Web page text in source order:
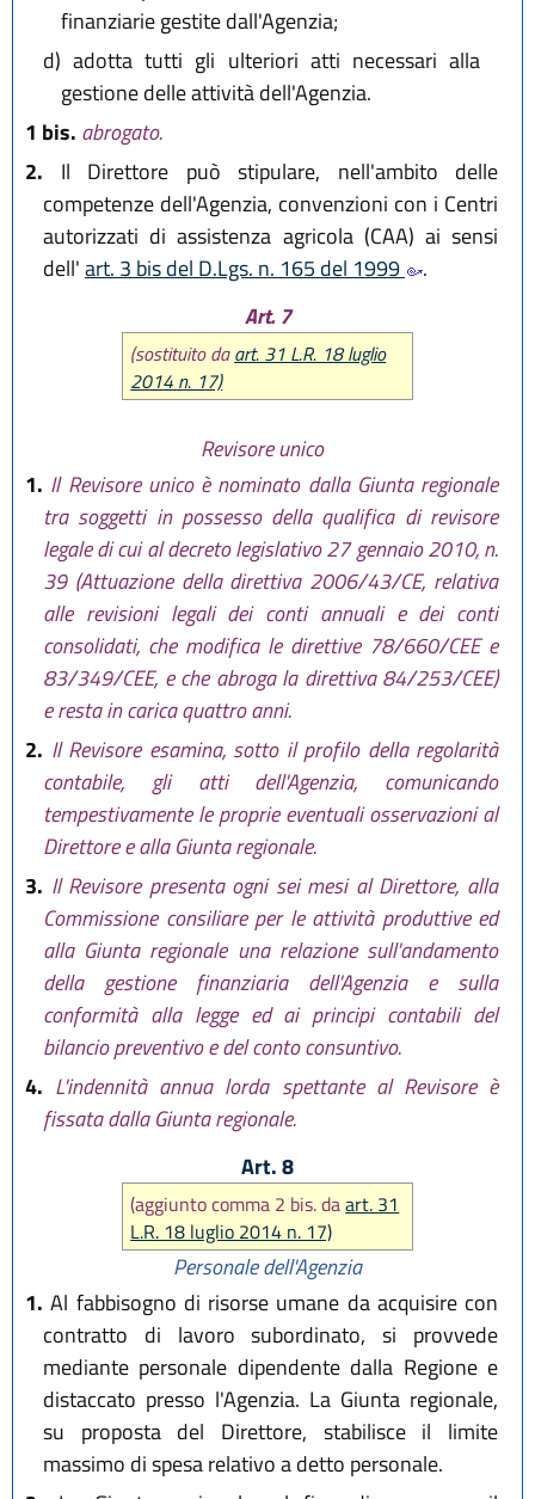
finanziarie gestite dall'Agenzia;
d) adotta tutti gli ulteriori atti necessari alla
gestione delle attività dell'Agenzia.
1 bis. abrogato.
2. Il Direttore può stipulare, nell'ambito delle
competenze dell'Agenzia, convenzioni con i Centri
autorizzati di assistenza agricola (CAA) ai sensi
dell'art. 3 bis del D.Lgs. n. 165 del 1999
.
Art. 7
(sostituito daart. 31 L.R. 18 luglio
2014 n. 17)
Revisore unico
1. Il Revisore unico è nominato dalla Giunta regionale
tra soggetti in possesso della qualifica di revisore
legale di cui al decreto legislativo 27 gennaio 2010, n.
39 (Attuazione della direttiva 2006/43/CE, relativa
alle revisioni legali dei conti annuali e dei conti
consolidati, che modifica le direttive 78/660/CEE e
83/349/CEE, e che abroga la direttiva 84/253/CEE)
e resta in carica quattro anni.
2. Il Revisore esamina, sotto il profilo della regolarità
contabile, gli atti dell'Agenzia, comunicando
tempestivamente le proprie eventuali osservazioni al
Direttore e alla Giunta regionale.
3. Il Revisore presenta ogni sei mesi al Direttore, alla
Commissione consiliare per le attività produttive ed
alla Giunta regionale una relazione sull'andamento
della gestione finanziaria dell'Agenzia e sulla
conformità alla legge ed ai principi contabili del
bilancio preventivo e del conto consuntivo.
4. L'indennità annua lorda spettante al Revisore è
fissata dalla Giunta regionale.
Art. 8
(aggiunto comma 2 bis. daart. 31
L.R. 18 luglio 2014 n. 17)
Personale dell'Agenzia
1. Al fabbisogno di risorse umane da acquisire con
contratto di lavoro subordinato, si provvede
mediante personale dipendente dalla Regione e
distaccato presso l'Agenzia. La Giunta regionale,
su proposta del Direttore, stabilisce il limite
massimo di spesa relativo a detto personale.